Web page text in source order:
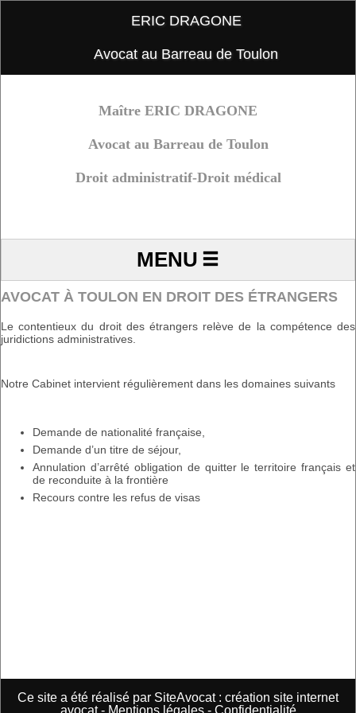
ERIC DRAGONE
Avocat au Barreau de Toulon
Maître ERIC DRAGONE
Avocat au Barreau de Toulon
Droit administratif-Droit médical
MENU
AVOCAT À TOULON EN DROIT DES ÉTRANGERS
Le contentieux du droit des étrangers relève de la compétence des
juridictions administratives.
Notre Cabinet intervient régulièrement dans les domaines suivants
Demande de nationalité française,
Demande d’un titre de séjour,
Annulation d’arrêté obligation de quitter le territoire français et
de reconduite à la frontière
Recours contre les refus de visas
Ce site a été réalisé par SiteAvocat : création site internet
avocat- Mentions légales- Confidentialité